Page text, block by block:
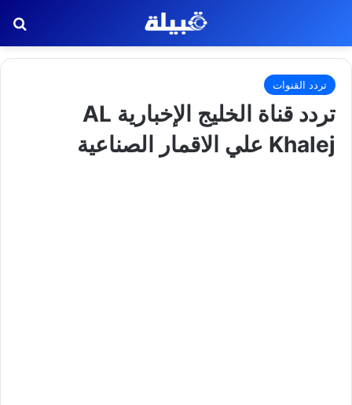
تردد القنوات
تردد قناة الخليج الإخبارية AL
Khalej علي الاقمار الصناعية